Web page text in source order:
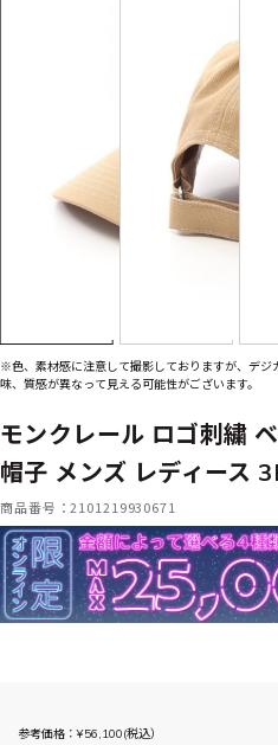
※色、素材感に注意して撮影しておりますが、デジ
味、質感が異なって見える可能性がございます。
モンクレール ロゴ刺繍
帽子 メンズ レディース
商品番号：2101219930671
参考価格：¥56,100(税込）